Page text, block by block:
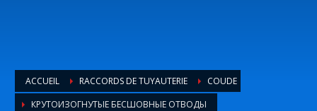
ACCUEIL RACCORDS DE TUYAUTERIE
COUDE
КРУТОИЗОГНУТЫЕ БЕСШОВНЫЕ ОТВОДЫ